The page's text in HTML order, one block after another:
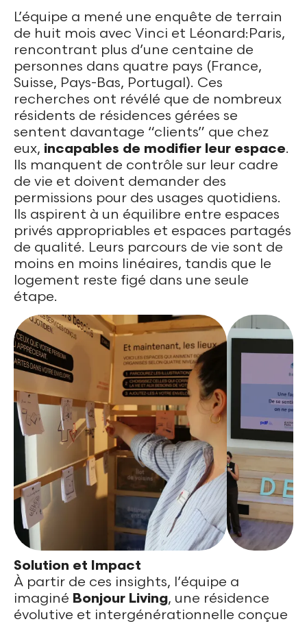
L’équipe a mené une enquête de terrain
de huit mois avec Vinci et Léonard:Paris,
rencontrant plus d’une centaine de
personnes dans quatre pays (France,
Suisse, Pays-Bas, Portugal). Ces
recherches ont révélé que de nombreux
résidents de résidences gérées se
sentent davantage “clients” que chez
eux, incapables de modifier leur espace.
Ils manquent de contrôle sur leur cadre
de vie et doivent demander des
permissions pour des usages quotidiens.
Ils aspirent à un équilibre entre espaces
privés appropriables et espaces partagés
de qualité. Leurs parcours de vie sont de
moins en moins linéaires, tandis que le
logement reste figé dans une seule
étape.
Solution et Impact
À partir de ces insights, l’équipe a
imaginé Bonjour Living, une résidence
évolutive et intergénérationnelle conçue